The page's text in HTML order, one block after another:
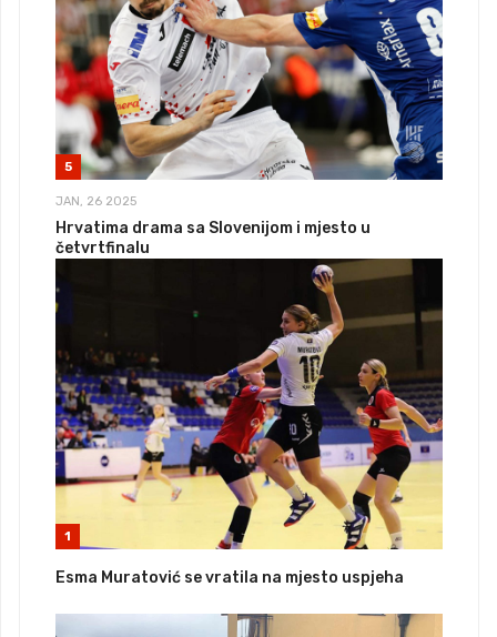
5
JAN, 26 2025
Hrvatima drama sa Slovenijom i mjesto u
četvrtfinalu
1
Esma Muratović se vratila na mjesto uspjeha